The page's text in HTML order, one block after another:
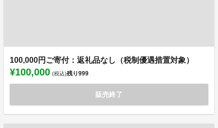
100,000円ご寄付：返礼品なし（税制優遇措置対象）
¥100,000 (税込)残り999
販売終了